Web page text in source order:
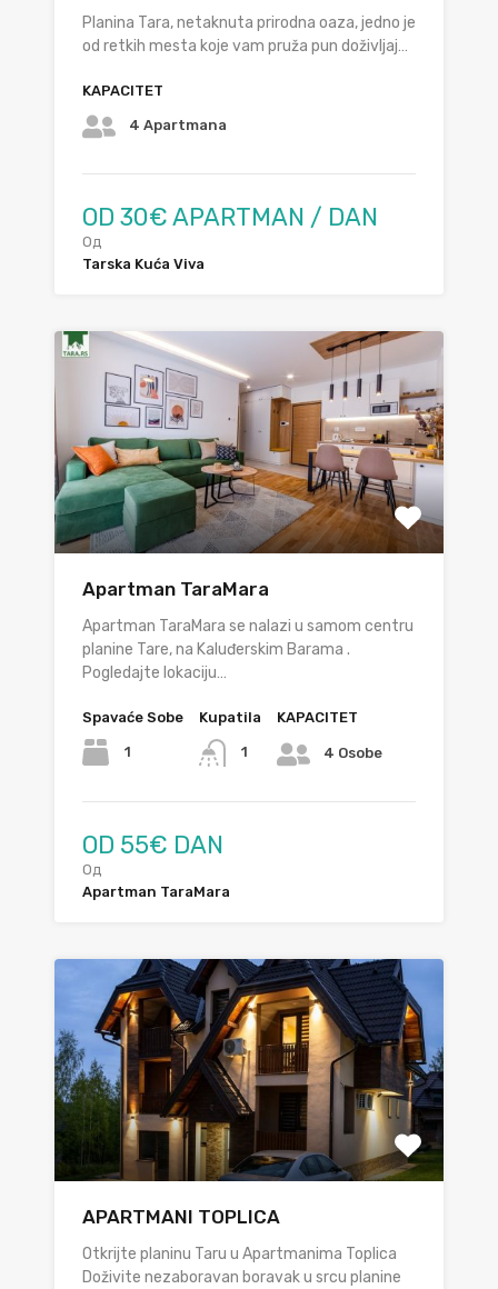
Planina Tara, netaknuta prirodna oaza, jedno je
od retkih mesta koje vam pruža pun doživljaj…
KAPACITET
4 Apartmana
OD 30€ APARTMAN / DAN
Од
Tarska Kuća Viva
Apartman TaraMara
Аpartman TaraMara se nalazi u samom centru
planine Tare, na Kaluđerskim Barama .
Pogledajte lokaciju…
Spavaće Sobe
1
Kupatila
1
KAPACITET
4 Osobe
OD 55€ DAN
Од
Apartman TaraMara
APARTMANI TOPLICA
Otkrijte planinu Taru u Apartmanima Toplica
Doživite nezaboravan boravak u srcu planine